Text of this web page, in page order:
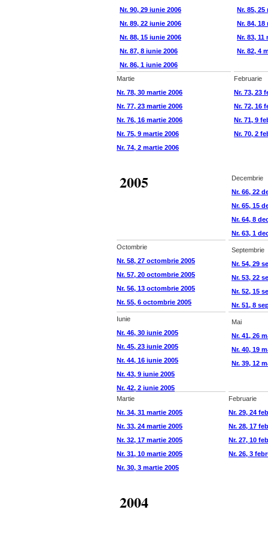
Nr. 90, 29 iunie 2006
Nr. 89, 22 iunie 2006
Nr. 88, 15 iunie 2006
Nr. 87, 8 iunie 2006
Nr. 86, 1 iunie 2006
Nr. 85, 25
Nr. 84, 18
Nr. 83, 11
Nr. 82, 4
Martie
Nr. 78, 30 martie 2006
Nr. 77, 23 martie 2006
Nr. 76, 16 martie 2006
Nr. 75, 9 martie 2006
Nr. 74, 2 martie 2006
Februarie
Nr. 73, 23
Nr. 72, 16
Nr. 71, 9
Nr. 70, 2
2005
Decembrie
Nr. 66, 22
Nr. 65, 15
Nr. 64, 8
Nr. 63, 1
Octombrie
Nr. 58, 27 octombrie 2005
Nr. 57, 20 octombrie 2005
Nr. 56, 13 octombrie 2005
Nr. 55, 6 octombrie 2005
Septembrie
Nr. 54, 29
Nr. 53, 22
Nr. 52, 15
Nr. 51, 8
Iunie
Nr. 46, 30 iunie 2005
Nr. 45, 23 iunie 2005
Nr. 44, 16 iunie 2005
Nr. 43, 9 iunie 2005
Nr. 42, 2 iunie 2005
Mai
Nr. 41, 26
Nr. 40, 19
Nr. 39, 12
Martie
Nr. 34, 31 martie 2005
Nr. 33, 24 martie 2005
Nr. 32, 17 martie 2005
Nr. 31, 10 martie 2005
Nr. 30, 3 martie 2005
Februarie
Nr. 29, 24
Nr. 28, 17
Nr. 27, 10
Nr. 26, 3
2004